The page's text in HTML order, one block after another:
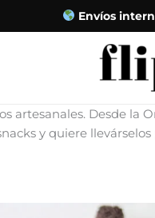
Envíos internacionales
artesanales. Desde
y quiere llevárselos